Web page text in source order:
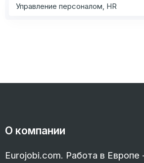
Управление персоналом, HR
О компании
Eurojobi.com. Работа в Европе